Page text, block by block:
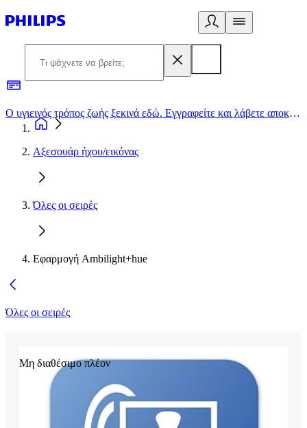
Ο υγιεινός τρόπος ζωής ξεκινά εδώ. Εγγραφείτε και λάβετε αποκλειστικές προσφορές
Αξεσουάρ ήχου/εικόνας
Όλες οι σειρές
Εφαρμογή Ambilight+hue
Όλες οι σειρές
Μη διαθέσιμο πλέον